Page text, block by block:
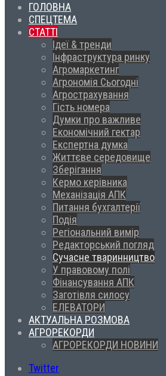
ГОЛОВНА
СПЕЦТЕМА
СТАТТІ
Ідеї & тренди
Інфраструктура ринку
Агромаркетинг
Агрономія Сьогодні
Агрострахування
Гість номера
Думки про важливе
Економічний гектар
Експертна думка
Життєве середовище
Зберігання
Кермо керівника
Механізація АПК
Питання бухгалтерії
Подія
Регіональний вимір
Редакторський погляд
Сучасне тваринництво
У правовому полі
Фінансування АПК
Заготівля силосу
ЕЛЕВАТОРИ
АКТУАЛЬНА РОЗМОВА
АГРОРЕКОРДИ
АГРОРЕКОРДИ НОВИНИ
Twitter